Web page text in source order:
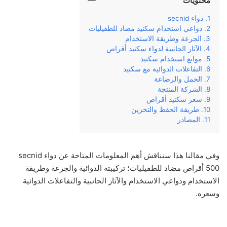
دواء secnid
دواعي استخدام سكنيد مضاد للطفيليات
الجرعة وطريقة الاستخدام
الآثار الجانبية لدواء سكنيد أقراص
موانع استخدام سكنيد
التفاعلات الدوائية مع سكنيد
الحمل والرضاعة
الشركة المنتجة
سعر سكنيد أقراص
طريقة الحفظ والتخزين
المصادر
وفي‌ ‌مقالنا‌ ‌هذا‌ ‌سنناقش‌ ‌أهم‌ ‌المعلومات‌ ‌المتاحة‌ ‌عن‌ دواء secnid
500 أقراص مضاد للطفيليات؛ ‌تركيبته‌ ‌الدوائية‌ ‌والجرعة‌ ‌وطريقة‌
‌الاستخدام‌ ‌ودواعي‌ ‌الاستخدام‌ ‌والآثار‌ ‌الجانبية‌ ‌والتفاعلات الدوائية
وسعره‌.‌